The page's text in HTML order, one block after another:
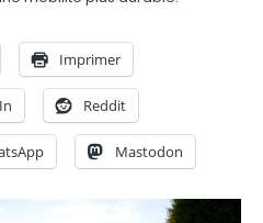
Imprimer
Reddit
Mastodon